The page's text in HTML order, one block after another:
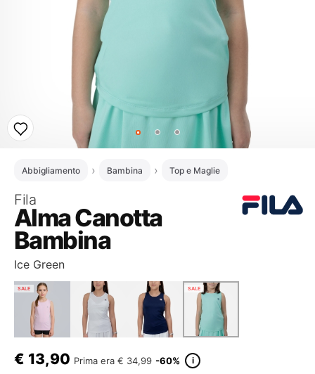
Abbigliamento Bambina Top e Maglie
Fila
Alma Canotta
Bambina
Ice Green
SALE SALE
€ 13,90 Prima era € 34,99 -60% i